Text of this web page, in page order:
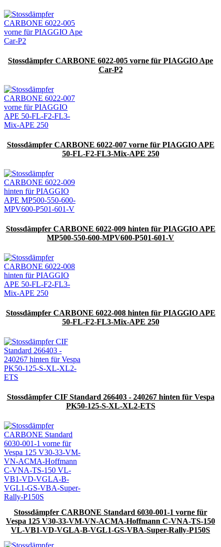
Stossdämpfer CARBONE 6022-005 vorne für PIAGGIO Ape
Car-P2
Stossdämpfer CARBONE 6022-007 vorne für PIAGGIO APE
50-FL-F2-FL3-Mix-APE 250
Stossdämpfer CARBONE 6022-009 hinten für PIAGGIO APE
MP500-550-600-MPV600-P501-601-V
Stossdämpfer CARBONE 6022-008 hinten für PIAGGIO APE
50-FL-F2-FL3-Mix-APE 250
Stossdämpfer CIF Standard 266403 - 240267 hinten für Vespa
PK50-125-S-XL-XL2-ETS
Stossdämpfer CARBONE Standard 6030-001-1 vorne für
Vespa 125 V30-33-VM-VN-ACMA-Hoffmann C-VNA-TS-150
VL-VB1-VD-VGLA-B-VGL1-GS-VBA-Super-Rally-P150S